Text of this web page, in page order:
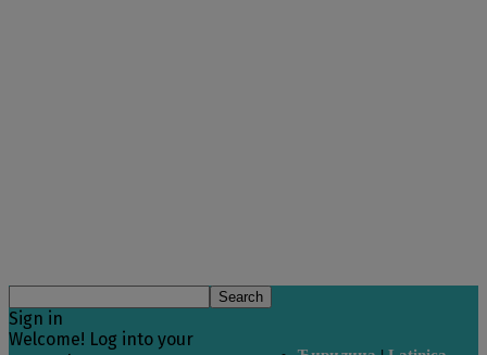
Sign in
Welcome! Log into your